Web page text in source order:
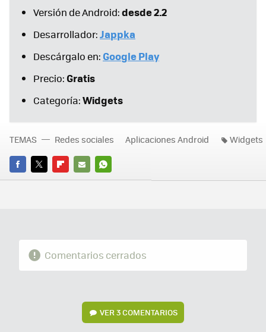
Versión de Android:desde 2.2
Desarrollador:Jappka
Descárgalo en: Google Play
Precio:Gratis
Categoría:Widgets
FACEBOOK
TWITTERFLIPBOARD
E-
WHATSAPP
TEMAS Redes sociales Aplicaciones Android Widgets
Comentarios cerrados
VER3 COMENTARIOS